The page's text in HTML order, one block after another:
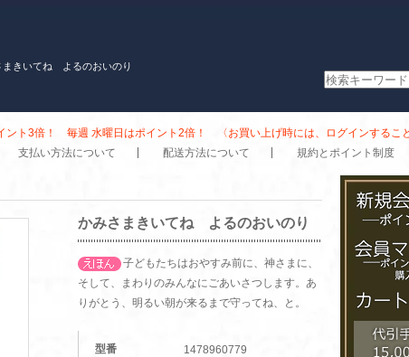
まきいてね よるのおいのり
ト3倍！ 毎週 水曜日はポイント2倍！ 〈お買い上げ時には、ログインすること
支払い方法について 配送方法について 規約とポイント制度
かみさまきいてね よるのおいのり
子どもたちはおやすみ前に、神さまに、
そして、まわりのみんなにごあいさつします。あ
りがとう、明るい朝が来るまで守ってね、と。
型番 1478960779